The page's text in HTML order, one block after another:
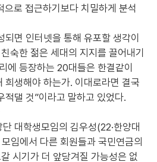
으로 접근하기보다 치밀하게 분석
면 인터넷을 통해 유포할 생각이
숙한 젊은 세대의 지지를 끌어내기
에 등장하는 20대들은 한결같이
희생해야 하는가. 이대로라면 결국
적댈 것”이라고 말하고 있었다.
대학생모임의 김우성(22·한양대
임에서 다른 회원들과 국민연금의
시기가 더 앞당겨질 가능성은 없